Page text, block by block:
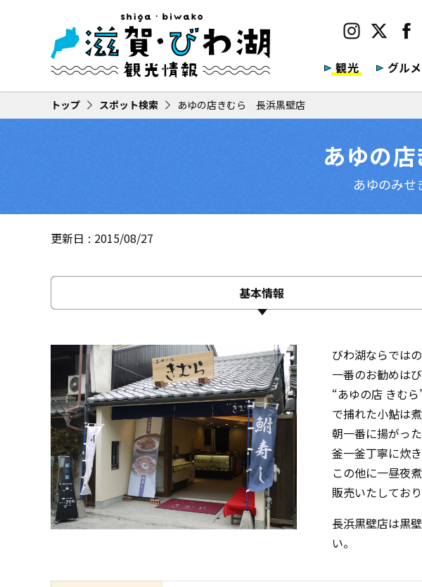
観光 グルメ
トップ スポット検索 あゆの店きむら 長浜黒壁店
あゆの
あゆのみ
更新日 2015/08/27
基本情報
びわ湖ならでは
一番のお勧めは
“あゆの店 きむ
で捕れた小鮎は
朝一番に揚がっ
釜一釜丁寧に炊
この他に一昼夜
販売いたしており
長浜黒壁店は黒
い。